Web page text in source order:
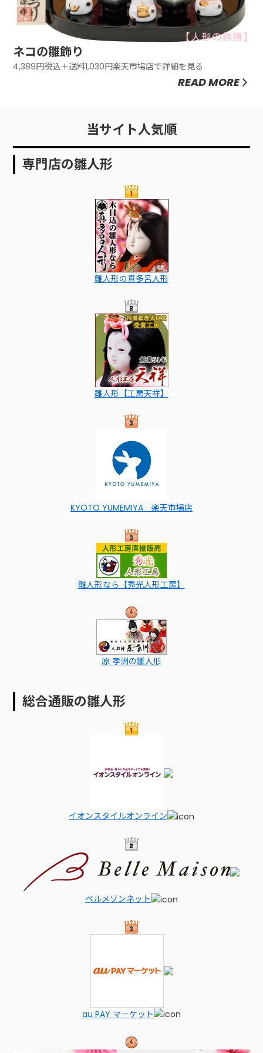
ネコの雛飾り
4,389円税込＋送料1,030円楽天市場店で詳細を見る
READ MORE
当サイト人気順
専門店の雛人形
雛人形の真多呂人形
雛人形【工房天祥】
KYOTO YUMEMIYA 楽天市場店
雛人形なら【秀光人形工房】
原 孝洲の雛人形
総合通販の雛人形
イオンスタイルオンライン
ベルメゾンネット
au PAY マーケット